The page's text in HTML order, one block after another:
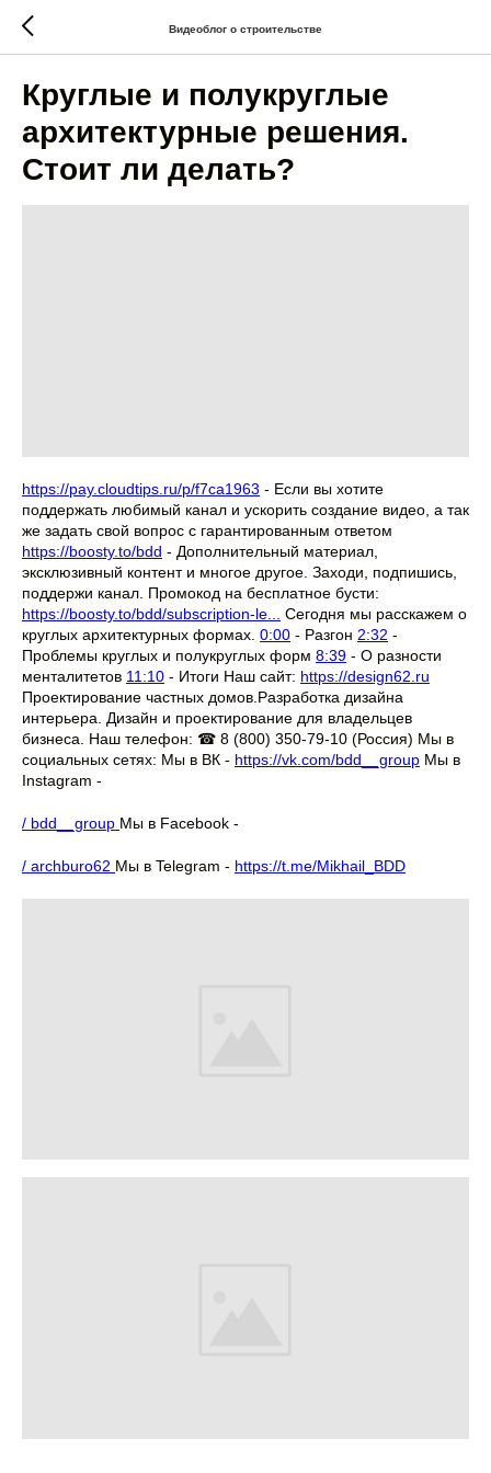
Видеоблог о строительстве
Круглые и полукруглые
архитектурные решения.
Стоит ли делать?
https://pay.cloudtips.ru/p/f7ca1963 - Если вы хотите
поддержать любимый канал и ускорить создание видео, а так
же задать свой вопрос с гарантированным ответом
https://boosty.to/bdd - Дополнительный материал,
эксклюзивный контент и многое другое. Заходи, подпишись,
поддержи канал. Промокод на бесплатное бусти:
https://boosty.to/bdd/subscription-le...
Сегодня мы расскажем о
круглых архитектурных формах. 0:00 - Разгон 2:32 -
Проблемы круглых и полукруглых форм 8:39 - О разности
менталитетов 11:10 - Итоги Наш сайт: https://design62.ru
Проектирование частных домов.Разработка дизайна
интерьера. Дизайн и проектирование для владельцев
бизнеса. Наш телефон: ☎ 8 (800) 350-79-10 (Россия) Мы в
социальных сетях: Мы в ВК - https://vk.com/bdd__group Мы в
Instagram -
/ bdd__group Мы в Facebook -
/ archburo62 Мы в Telegram - https://t.me/Mikhail_BDD